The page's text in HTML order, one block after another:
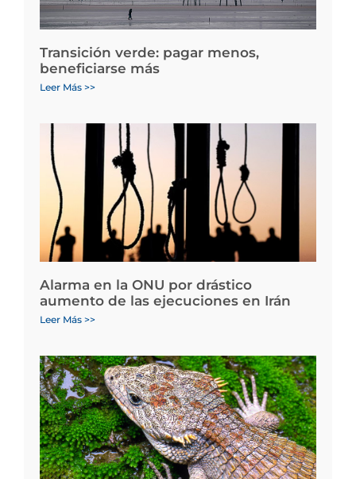
Transición verde: pagar menos,
beneficiarse más
Leer Más >>
Alarma en la ONU por drástico
aumento de las ejecuciones en Irán
Leer Más >>